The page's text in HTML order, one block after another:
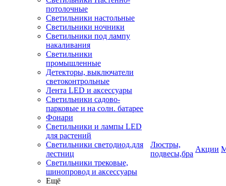
потолочные
Светильники настольные
Светильники ночники
Светильники под лампу
накаливания
Светильники
промышленные
Детекторы, выключатели
светоконтрольные
Лента LED и аксессуары
Светильники садово-
парковые и на солн. батарее
Фонари
Светильники и лампы LED
для растений
Светильники светодиод.для
лестниц
Светильники трековые,
шинопровод и аксессуары
Ещё
Люстры,
подвесы,бра
Акции